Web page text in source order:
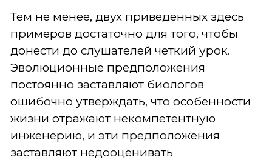
Тем не менее, двух приведенных здесь
примеров достаточно для того, чтобы
донести до слушателей четкий урок.
Эволюционные предположения
постоянно заставляют биологов
ошибочно утверждать, что особенности
жизни отражают некомпетентную
инженерию, и эти предположения
заставляют недооценивать